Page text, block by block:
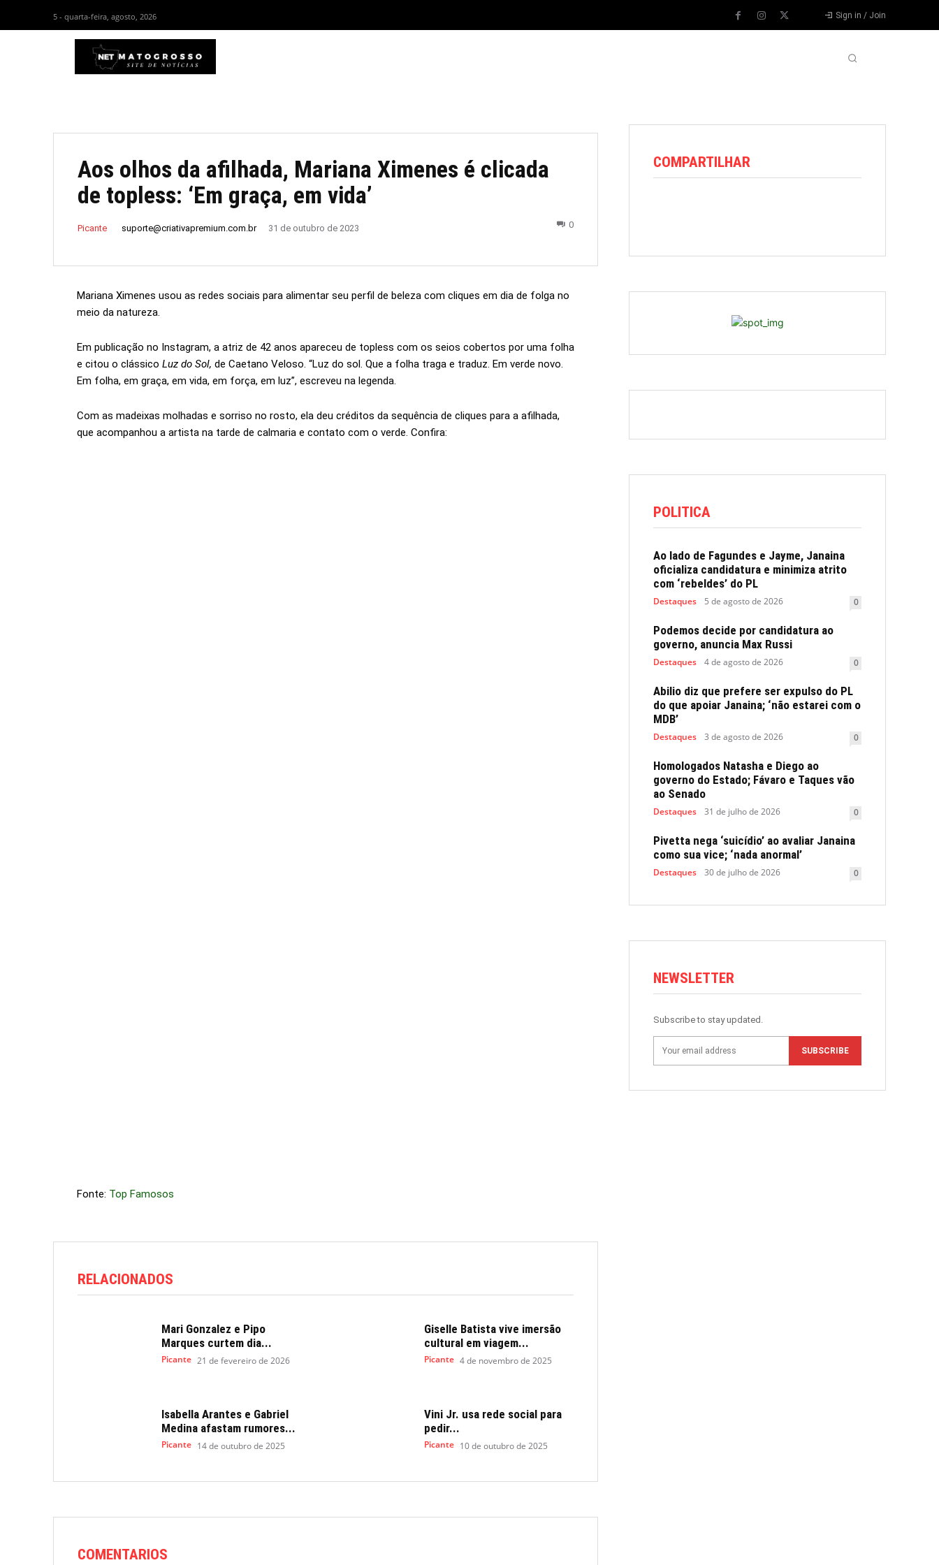
5 - quarta-feira, agosto, 2026 Sign in / Join
Aos olhos da afilhada, Mariana Ximenes é clicada
de topless: ‘Em graça, em vida’
Picante suporte@criativapremium.com.br 31 de outubro de 2023 0
Mariana Ximenes usou as redes sociais para alimentar seu perfil de beleza com cliques em dia de folga no
meio da natureza.
Em publicação no Instagram, a atriz de 42 anos apareceu de topless com os seios cobertos por uma folha
e citou o clássico Luz do Sol, de Caetano Veloso. “Luz do sol. Que a folha traga e traduz. Em verde novo.
Em folha, em graça, em vida, em força, em luz”, escreveu na legenda.
Com as madeixas molhadas e sorriso no rosto, ela deu créditos da sequência de cliques para a afilhada,
que acompanhou a artista na tarde de calmaria e contato com o verde. Confira:
Fonte: Top Famosos
RELACIONADOS
Mari Gonzalez e Pipo
Marques curtem dia...
Picante 21 de fevereiro de 2026
Giselle Batista vive imersão
cultural em viagem...
Picante 4 de novembro de 2025
Isabella Arantes e Gabriel
Medina afastam rumores...
Picante 14 de outubro de 2025
Vini Jr. usa rede social para
pedir...
Picante 10 de outubro de 2025
COMENTARIOS
COMPARTILHAR
POLITICA
Ao lado de Fagundes e Jayme, Janaina
oficializa candidatura e minimiza atrito
com ‘rebeldes’ do PL
Destaques 5 de agosto de 2026 0
Podemos decide por candidatura ao
governo, anuncia Max Russi
Destaques 4 de agosto de 2026 0
Abilio diz que prefere ser expulso do PL
do que apoiar Janaina; ‘não estarei com o
MDB’
Destaques 3 de agosto de 2026 0
Homologados Natasha e Diego ao
governo do Estado; Fávaro e Taques vão
ao Senado
Destaques 31 de julho de 2026 0
Pivetta nega ‘suicídio’ ao avaliar Janaina
como sua vice; ‘nada anormal’
Destaques 30 de julho de 2026 0
NEWSLETTER
Subscribe to stay updated.
SUBSCRIBE